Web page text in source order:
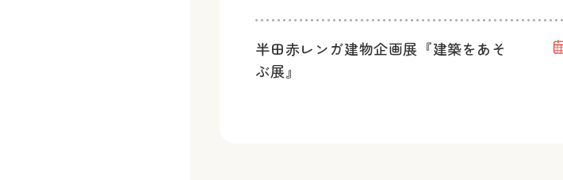
半田赤レンガ建物企画展『建築をあそ
ぶ展』